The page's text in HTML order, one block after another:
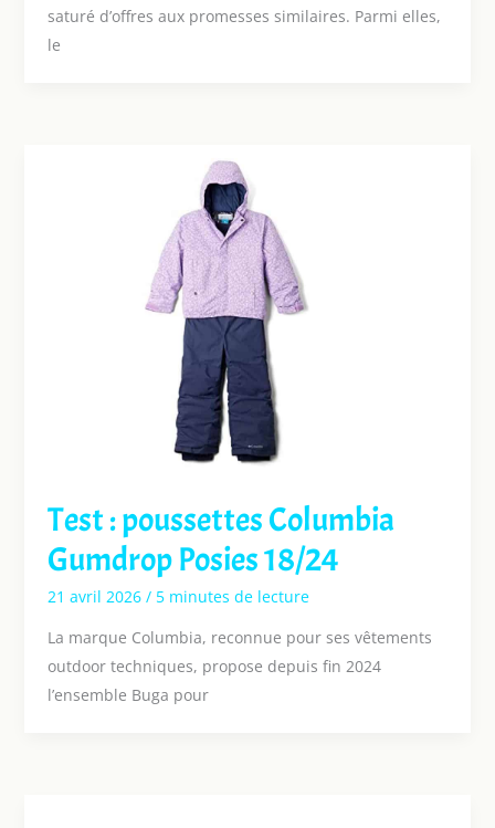
saturé d’offres aux promesses similaires. Parmi elles,
le
Test : poussettes Columbia
Gumdrop Posies 18/24
21 avril 2026 / 5 minutes de lecture
La marque Columbia, reconnue pour ses vêtements
outdoor techniques, propose depuis fin 2024
l’ensemble Buga pour